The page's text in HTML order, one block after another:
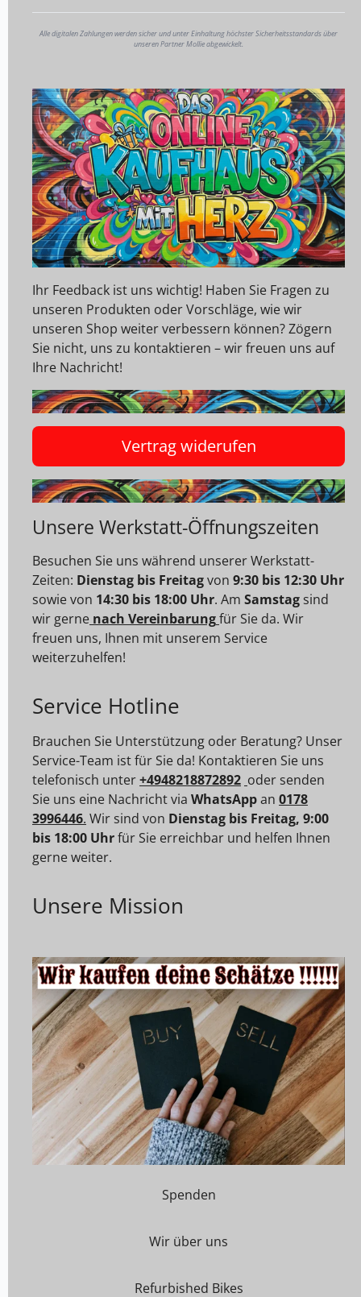
Alle digitalen Zahlungen werden sicher und unter Einhaltung höchster Sicherheitsstandards über
unseren Partner Mollie abgewickelt.
Ihr Feedback ist uns wichtig! Haben Sie Fragen zu
unseren Produkten oder Vorschläge, wie wir
unseren Shop weiter verbessern können? Zögern
Sie nicht, uns zu kontaktieren – wir freuen uns auf
Ihre Nachricht!
Vertrag widerufen
Unsere Werkstatt-Öffnungszeiten
Besuchen Sie uns während unserer Werkstatt-
Zeiten: Dienstag bis Freitagvon 9:30 bis 12:30 Uhr
sowie von 14:30 bis 18:00 Uhr. Am Samstag sind
wir gerne nach Vereinbarungfür Sie da. Wir
freuen uns, Ihnen mit unserem Service
weiterzuhelfen!
Service Hotline
Brauchen Sie Unterstützung oder Beratung? Unser
Service-Team ist für Sie da! Kontaktieren Sie uns
telefonisch unter+4948218872892 oder senden
Sie uns eine Nachricht via WhatsAppan 0178
3996446. Wir sind von Dienstag bis Freitag, 9:00
bis 18:00 Uhrfür Sie erreichbar und helfen Ihnen
gerne weiter.
Unsere Mission
Spenden
Wir über uns
Refurbished Bikes